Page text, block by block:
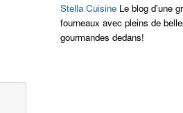
Stella Cuisine Le blog d'une
fourneaux avec pleins de
gourmandes dedans!